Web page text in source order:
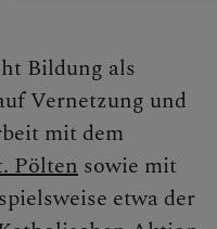
&
Bildung als
Vernetzung und
mit dem
Pölten sowie mit
etwa der